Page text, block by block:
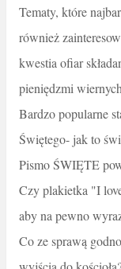
Tematy, które
również
kwestia ofiar
pieniędzmi
Bardzo popularne
Świętego- jak to
Pismo ŚWIĘTE
Czy plakietka "I
aby na pewno
Co ze sprawą